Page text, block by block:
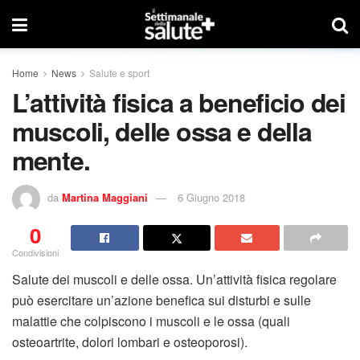
Home News Salute e sport
L’attività fisica a beneficio dei
muscoli, delle ossa e della
mente.
da Martina Maggiani 6 Giugno 2018
0
Condivisioni
Salute dei muscoli e delle ossa. Un’attività fisica regolare
può esercitare un’azione benefica sui disturbi e sulle
malattie che colpiscono i muscoli e le ossa (quali
osteoartrite, dolori lombari e osteoporosi).